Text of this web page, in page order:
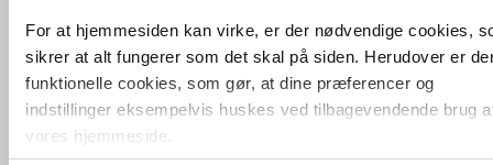
For at hjemmesiden kan virke, er der nødvendige cookies,
sikrer at alt fungerer som det skal på siden. Herudover er
funktionelle cookies, som gør, at dine præferencer og
indstillinger eksempelvis huskes ved tilbagevendende brug
vores hjemmeside.